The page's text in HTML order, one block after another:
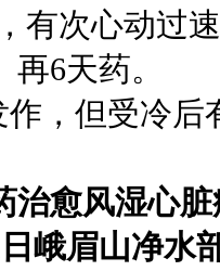
有次心动过
6天药。
作，但受冷
治愈风湿心
日峨眉山净